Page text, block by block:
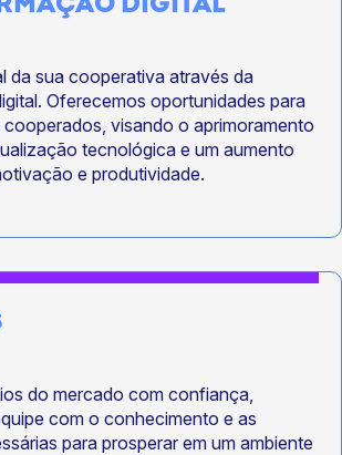
da sua cooperativa através da
Oferecemos oportunidades para
visando o aprimoramento
tecnológica e um aumento
e produtividade.
do mercado com confiança,
com o conhecimento e as
para prosperar em um ambiente